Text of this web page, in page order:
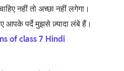
नहीं तो अच्छा नहीं लगेगा।
आपके पर्दे मुझसे ज़्यादा लंबे हैं।
of class 7 Hindi